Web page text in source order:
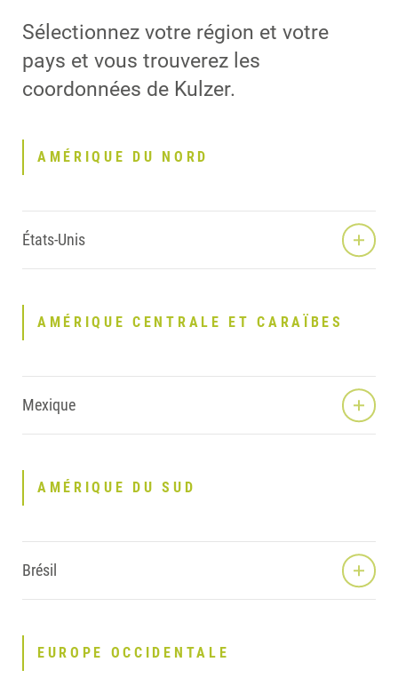
Sélectionnez votre région et votre
pays et vous trouverez les
coordonnées de Kulzer.
AMÉRIQUE DU NORD
États-Unis
AMÉRIQUE CENTRALE ET CARAÏBES
Mexique
AMÉRIQUE DU SUD
Brésil
EUROPE OCCIDENTALE